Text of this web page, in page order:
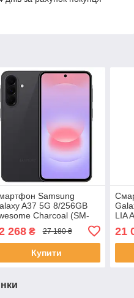
Samsung
A37 5G 8/256GB
Charcoal (SM-
268₴ 27 180 ₴
Купити
LIA
21